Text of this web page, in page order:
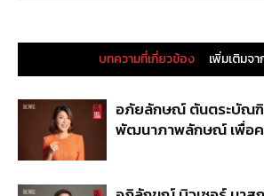
บทความที่เกี่ยวข้อง เพิ่มเติมจ
อภัยลักษณ์ ตันตระบัณฑิ
พัฒนาภาพลักษณ์ เพื่อค